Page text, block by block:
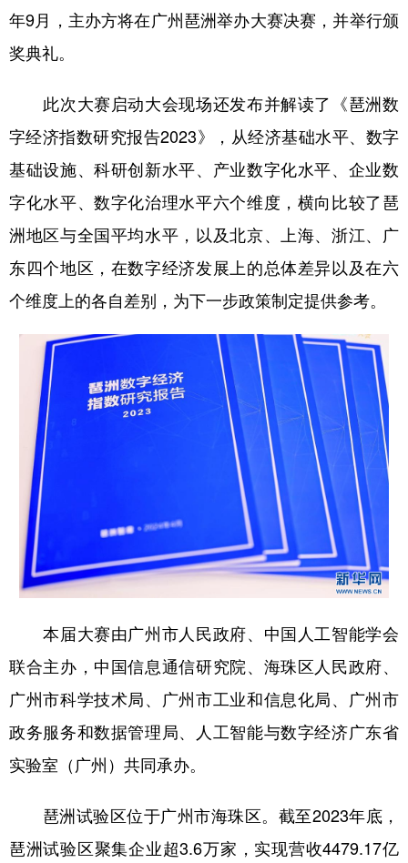
年9月，主办方将在广州琶洲举办大赛决赛，并举行颁
奖典礼。
此次大赛启动大会现场还发布并解读了《琶洲数
字经济指数研究报告2023》，从经济基础水平、数字
基础设施、科研创新水平、产业数字化水平、企业数
字化水平、数字化治理水平六个维度，横向比较了琶
洲地区与全国平均水平，以及北京、上海、浙江、广
东四个地区，在数字经济发展上的总体差异以及在六
个维度上的各自差别，为下一步政策制定提供参考。
本届大赛由广州市人民政府、中国人工智能学会
联合主办，中国信息通信研究院、海珠区人民政府、
广州市科学技术局、广州市工业和信息化局、广州市
政务服务和数据管理局、人工智能与数字经济广东省
实验室（广州）共同承办。
琶洲试验区位于广州市海珠区。截至2023年底，
琶洲试验区聚集企业超3.6万家，实现营收4479.17亿